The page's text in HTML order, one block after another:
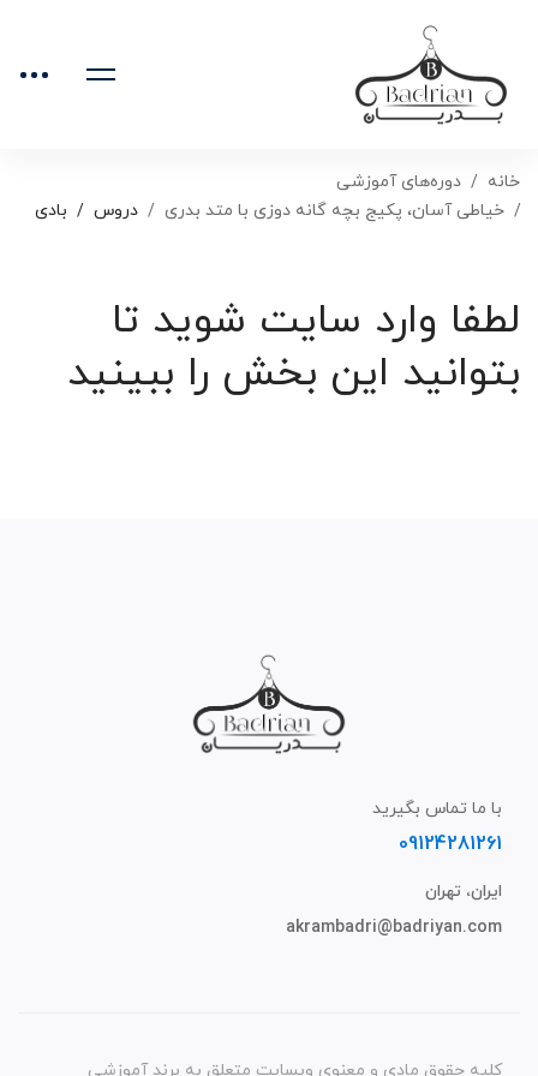
خانه
دوره‌های آموزشی
خیاطی آسان، پکیج بچه گانه دوزی با متد بدری
دروس بادی
لطفا وارد سایت شوید تا
بتوانید این بخش را ببینید
با ما تماس بگیرید
09124281261
ایران، تهران
akrambadri@badriyan.com
کلیه حقوق مادی و معنوی وبسایت متعلق به برند آموزشی